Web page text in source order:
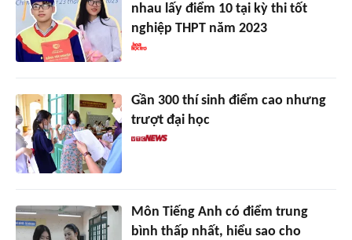
nhau lấy điểm 10 tại kỳ thi tốt
nghiệp THPT năm 2023
Gần 300 thí sinh điểm cao nhưng
trượt đại học
Môn Tiếng Anh có điểm trung
bình thấp nhất, hiểu sao cho